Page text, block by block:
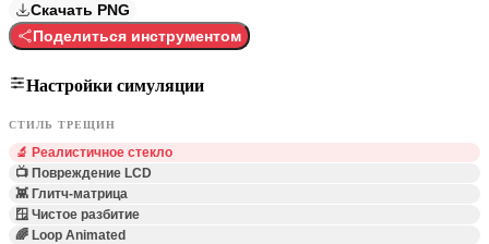
Скачать PNG
Поделиться инструментом
Настройки симуляции
СТИЛЬ ТРЕЩИН
🔬 Реалистичное стекло
📺 Повреждение LCD
👾 Глитч-матрица
🪟 Чистое разбитие
🌈 Loop Animated